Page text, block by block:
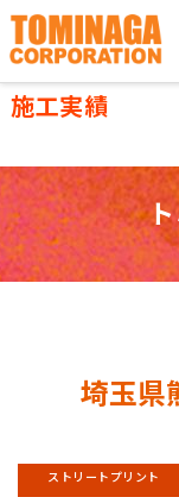
施工実績
埼玉
ストリートプリント